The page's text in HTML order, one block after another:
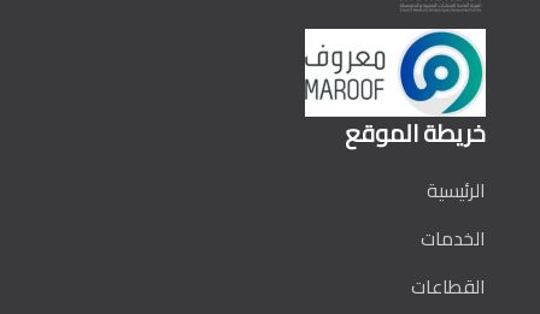
خريطة الموقع
الرئيسية
الخدمات
القطاعات